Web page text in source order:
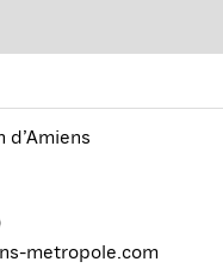
d’Amiens
metropole.com